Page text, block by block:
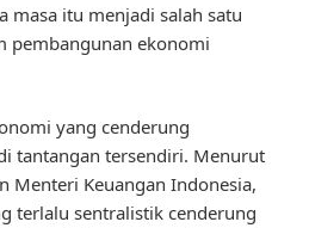
masa itu menjadi salah satu
pembangunan ekonomi
yang cenderung
tantangan tersendiri. Menurut
Menteri Keuangan Indonesia,
terlalu sentralistik cenderung